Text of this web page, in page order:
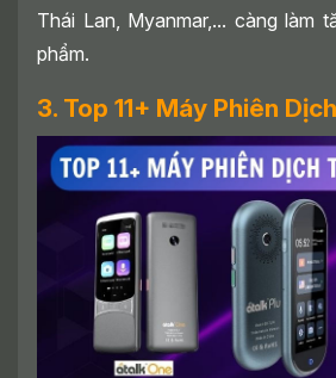
Thái Lan, Myanmar,... càng làm
phẩm.
3. Top 11+ Máy Phiên